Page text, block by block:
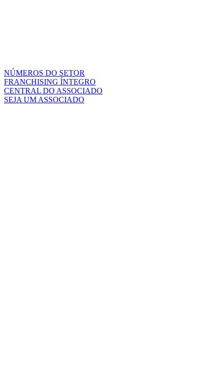
NÚMEROS DO SETOR
FRANCHISING ÍNTEGRO
CENTRAL DO ASSOCIADO
SEJA UM ASSOCIADO